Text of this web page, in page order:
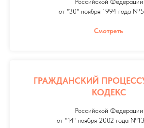
Российской Федерации
от "30" ноября 1994 года
Смотреть
ГРАЖДАНСКИЙ
КОДЕКС
Российской Федерации
от "14" ноября 2002 года